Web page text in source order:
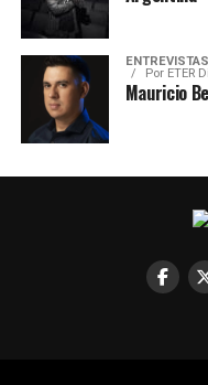
ENTREVISTAS
Por ETER
Mauricio